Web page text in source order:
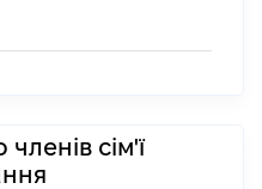
сім'ї